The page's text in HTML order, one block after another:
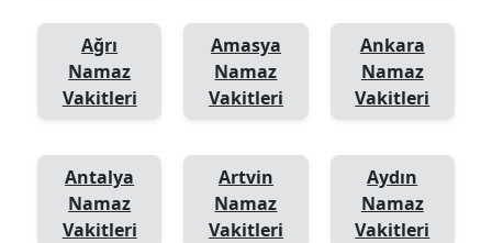
Ağrı
Namaz
Vakitleri
Amasya
Namaz
Vakitleri
Ankara
Namaz
Vakitleri
Antalya
Namaz
Vakitleri
Artvin
Namaz
Vakitleri
Aydın
Namaz
Vakitleri